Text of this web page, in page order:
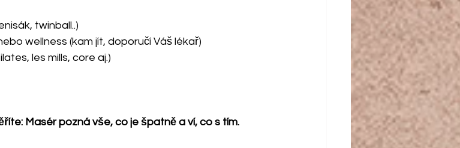
twinball..)
wellness (kam jít, doporučí Váš lékař)
les mills, core aj.)
Masér pozná vše, co je špatně a ví, co s tím.